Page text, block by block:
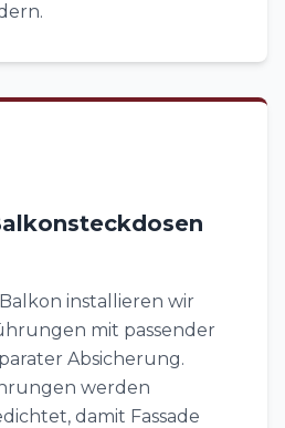
installieren wir
mit passender
Absicherung.
werden
damit Fassade